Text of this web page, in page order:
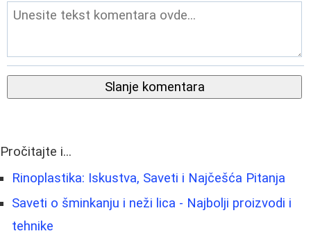
Slanje komentara
Pročitajte i...
Rinoplastika: Iskustva, Saveti i Najčešća Pitanja
Saveti o šminkanju i neži lica - Najbolji proizvodi i
tehnike